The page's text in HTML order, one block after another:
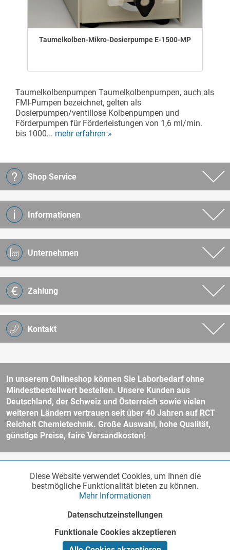
Taumelkolben-Mikro-Dosierpumpe E-1500-MP
Taumelkolbenpumpen Taumelkolbenpumpen, auch als
FMI-Pumpen bezeichnet, gelten als
Dosierpumpen/ventillose Kolbenpumpen und
Förderpumpen für Förderleistungen von 1,6 ml/min.
bis 1000... mehr erfahren »
Kontakt
Shop Service
Informationen
Unternehmen
Zahlung
In unserem Onlineshop können Sie Laborbedarf ohne
Mindestbestellwert bestellen. Unsere Kunden aus
Deutschland, der Schweiz und Österreich sowie vielen
weiteren Ländern vertrauen seit über 40 Jahren auf RCT
Reichelt Chemietechnik. Große Auswahl, hohe Qualität,
günstige Preise, faire Versandkosten!
und ggf. Nachnahmegebühren, wenn nicht anders beschrieben.
Unser Webshop richtet sich an Unternehmer, öffentliche Institute und
andere gewerbliche Kunden im Sinne des § 14 BGB. Kein Verkauf an
für weitere Informationen.
Funktionale Aktiv
Inaktiv
Diese Website verwendet Cookies, um Ihnen die
bestmögliche Funktionalität bieten zu können.
Mehr Informationen
Datenschutzeinstellungen
Funktionale Cookies akzeptieren